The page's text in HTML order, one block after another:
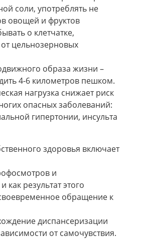
соли, употреблять не
овощей и фруктов
о клетчатке,
цельнозерновых
образа жизни –
4-6 километров пешком.
нагрузка снижает риск
опасных заболеваний:
гипертонии, инсульта
здоровья включает
и
как результат этого
обращение к
диспансеризации
от самочувствия.